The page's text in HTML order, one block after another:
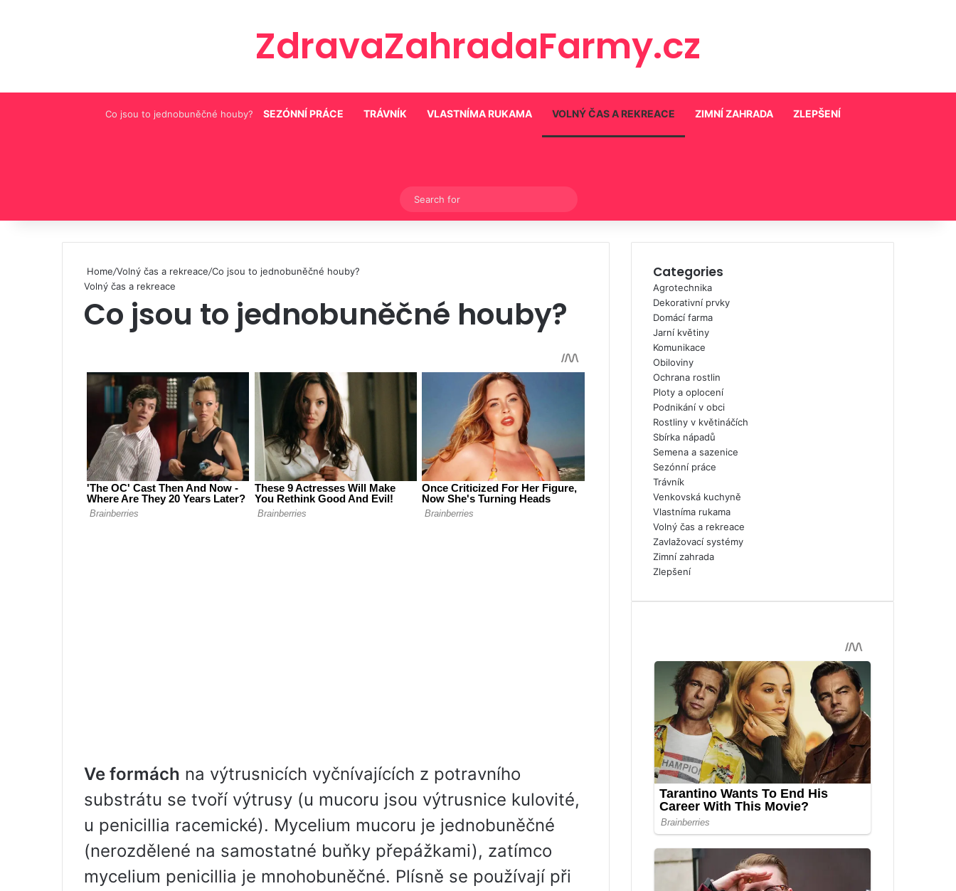
ZdravaZahradaFarmy.cz
Co jsou to jednobuněčné houby? SEZÓNNÍ PRÁCE TRÁVNÍK VLASTNÍMA RUKAMA VOLNÝ ČAS A REKREACE ZIMNÍ ZAHRADA ZLEPŠENÍ
Switch skin
for
Home/Volný čas a rekreace/Co jsou to jednobuněčné houby?
Volný čas a rekreace
Co jsou to jednobuněčné houby?
Ve formách na výtrusnicích vyčnívajících z potravního
substrátu se tvoří výtrusy (u mucoru jsou výtrusnice kulovité,
u penicillia racemické). Mycelium mucoru je jednobuněčné
(nerozdělené na samostatné buňky přepážkami), zatímco
mycelium penicillia je mnohobuněčné. Plísně se používají při
Categories
Agrotechnika
Dekorativní prvky
Domácí farma
Jarní květiny
Komunikace
Obiloviny
Ochrana rostlin
Ploty a oplocení
Podnikání v obci
Rostliny v květináčích
Sbírka nápadů
Semena a sazenice
Sezónní práce
Trávník
Venkovská kuchyně
Vlastníma rukama
Volný čas a rekreace
Zavlažovací systémy
Zimní zahrada
Zlepšení